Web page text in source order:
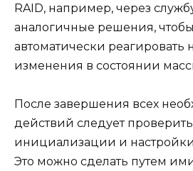
RAID, например, через
аналогичные решения,
автоматически реагировать
изменения в состоянии
После завершения всех
действий следует
инициализации и
Это можно сделать путем